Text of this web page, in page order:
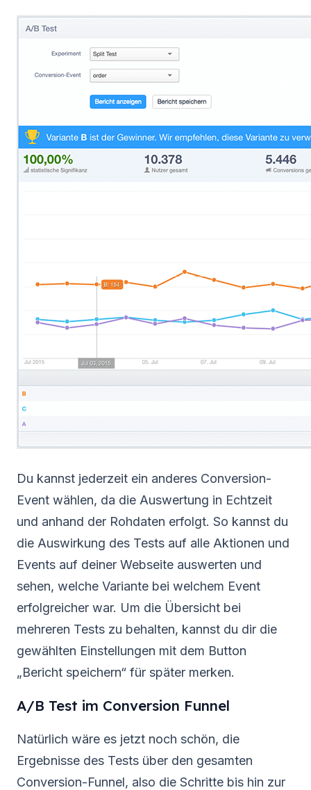
Du kannst jederzeit ein anderes Conversion-
Event wählen, da die Auswertung in Echtzeit
und anhand der Rohdaten erfolgt. So kannst du
die Auswirkung des Tests auf alle Aktionen und
Events auf deiner Webseite auswerten und
sehen, welche Variante bei welchem Event
erfolgreicher war. Um die Übersicht bei
mehreren Tests zu behalten, kannst du dir die
gewählten Einstellungen mit dem Button
„Bericht speichern“ für später merken.
A/B Test im Conversion Funnel
Natürlich wäre es jetzt noch schön, die
Ergebnisse des Tests über den gesamten
Conversion-Funnel, also die Schritte bis hin zur